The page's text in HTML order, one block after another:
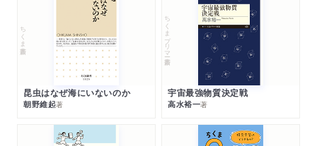
ちくま新書
昆虫はなぜ海にいないのか
朝野維起著
ちくまプリマー新書
宇宙最強物質決定戦
高水裕一著